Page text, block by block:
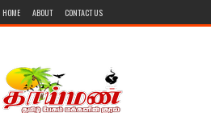
HOME ABOUT CONTACT US